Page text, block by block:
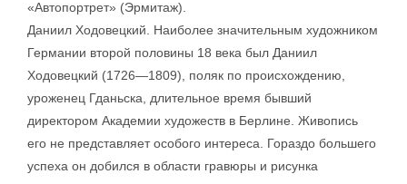
«Автопортрет» (Эрмитаж).
Даниил Ходовецкий. Наиболее значительным художником
Германии второй половины 18 века был Даниил
Ходовецкий (1726—1809), поляк по происхождению,
уроженец Гданьска, длительное время бывший
директором Академии художеств в Берлине. Живопись
его не представляет особого интереса. Гораздо большего
успеха он добился в области гравюры и рисунка